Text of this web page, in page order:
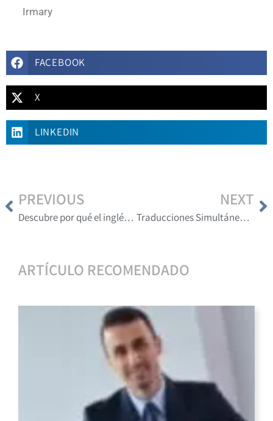
Irmary
FACEBOOK
X
LINKEDIN
PREVIOUS
Descubre por qué el inglés es el idioma más hablado
NEXT
Traducciones Simultáneas: Un desafío fascinante para los profesionales del lenguaje
ARTÍCULO RECOMENDADO